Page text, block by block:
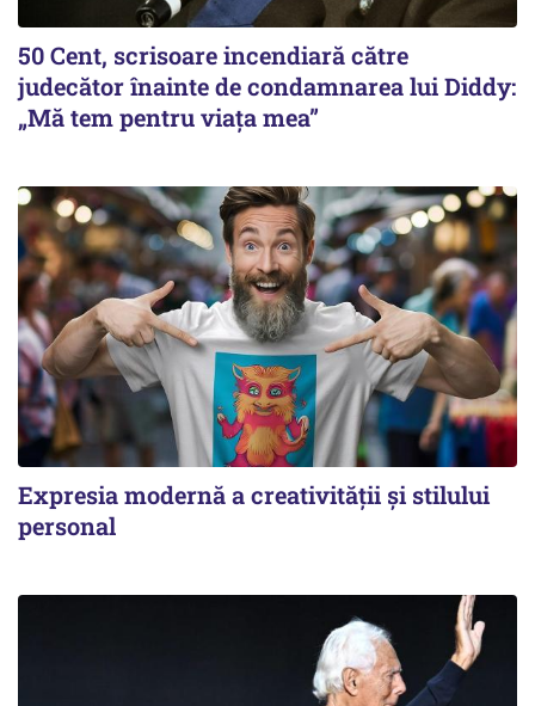
50 Cent, scrisoare incendiară către
judecător înainte de condamnarea lui Diddy:
„Mă tem pentru viața mea”
Expresia modernă a creativității și stilului
personal